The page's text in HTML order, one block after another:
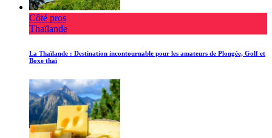
Côté pros
Thaïlande
La Thaïlande : Destination incontournable pour les amateurs de Plongée, Golf et
Boxe thaï